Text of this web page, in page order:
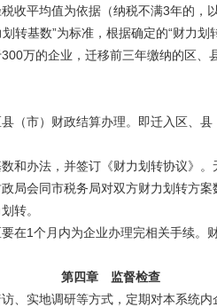
收平均值为依据（纳税不满3年的，
划转基数”为标准，根据确定的“财力
万的企业，迁移前三年缴纳的区、
市）财政结算办理。即迁入区、 县
和办法，并签订《财力划转协议》。
局会同市税务局对双方财力划转方案
转。
在1个月内为企业办理完相关手续。
第四章 监督检查
、实地调研等方式， 定期对本系统